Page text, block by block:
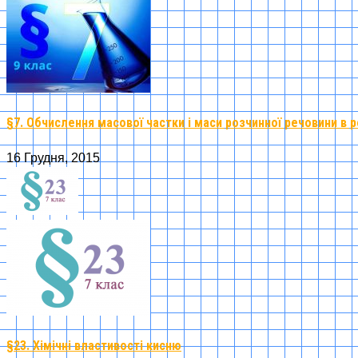
§7. Обчислення масової частки і маси розчинної речовини в
16 Грудня, 2015
§23. Хімічні властивості кисню